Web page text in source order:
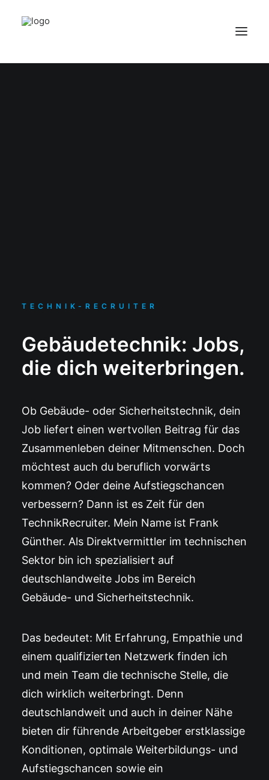
TECHNIK-RECRUITER
Gebäudetechnik: Jobs,
die dich weiterbringen.
Ob Gebäude- oder Sicherheitstechnik, dein
Job liefert einen wertvollen Beitrag für das
Zusammenleben deiner Mitmenschen. Doch
möchtest auch du beruflich vorwärts
kommen? Oder deine Aufstiegschancen
verbessern? Dann ist es Zeit für den
TechnikRecruiter. Mein Name ist Frank
Günther. Als Direktvermittler im technischen
Sektor bin ich spezialisiert auf
deutschlandweite Jobs im Bereich
Gebäude- und Sicherheitstechnik.
Das bedeutet: Mit Erfahrung, Empathie und
einem qualifizierten Netzwerk finden ich
und mein Team die technische Stelle, die
dich wirklich weiterbringt. Denn
deutschlandweit und auch in deiner Nähe
bieten dir führende Arbeitgeber erstklassige
Konditionen, optimale Weiterbildungs- und
Aufstiegschancen sowie ein